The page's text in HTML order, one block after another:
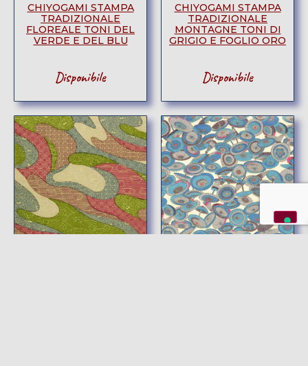
CHIYOGAMI STAMPA
TRADIZIONALE
FLOREALE TONI DEL
VERDE E DEL BLU
Disponibile
CHIYOGAMI STAMPA
TRADIZIONALE
MONTAGNE TONI DI
GRIGIO E FOGLIO ORO
Disponibile